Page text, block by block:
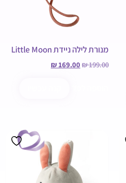
מנורת לילה ניידת Little Moon
₪199.00
₪169.00
מבצע!